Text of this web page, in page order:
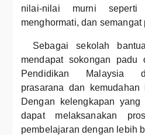
nilai-nilai murni seperti
menghormati, dan semangat
Sebagai sekolah
mendapat sokongan padu
Pendidikan Malaysia
prasarana dan
Dengan kelengkapan yang
dapat melaksanakan
pembelajaran dengan lebih